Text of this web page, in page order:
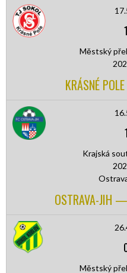
1
Městský
KRÁSNÉ
1
Krajská
OSTRAVA-JIH
Městský